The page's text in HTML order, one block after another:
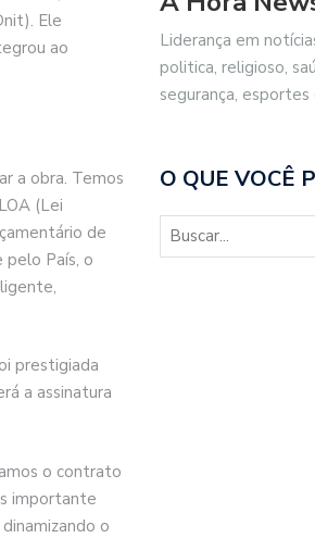
Ele
ao
a obra. Temos
(Lei
de
pelo País, o
prestigiada
a assinatura
o contrato
importante
o
Liderança em
politica, religioso,
segurança,
O QUE VOCÊ